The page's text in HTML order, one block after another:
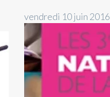
vendredi 10 juin 2016